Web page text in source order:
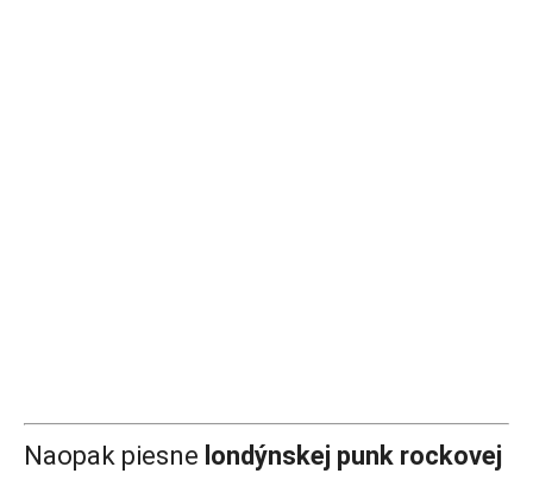
Naopak piesne londýnskej punk rockovej